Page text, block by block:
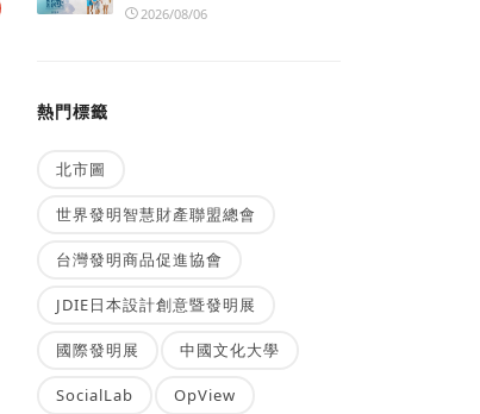
2026/08/06
熱門標籤
北市圖
世界發明智慧財產聯盟總會
台灣發明商品促進協會
JDIE日本設計創意暨發明展
國際發明展 中國文化大學
SocialLab OpView